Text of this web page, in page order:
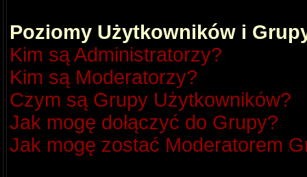
Poziomy Użytkowników i
Kim są Administratorzy?
Kim są Moderatorzy?
Czym są Grupy Użytkowników?
Jak mogę dołączyć do Grupy?
Jak mogę zostać Moderatorem